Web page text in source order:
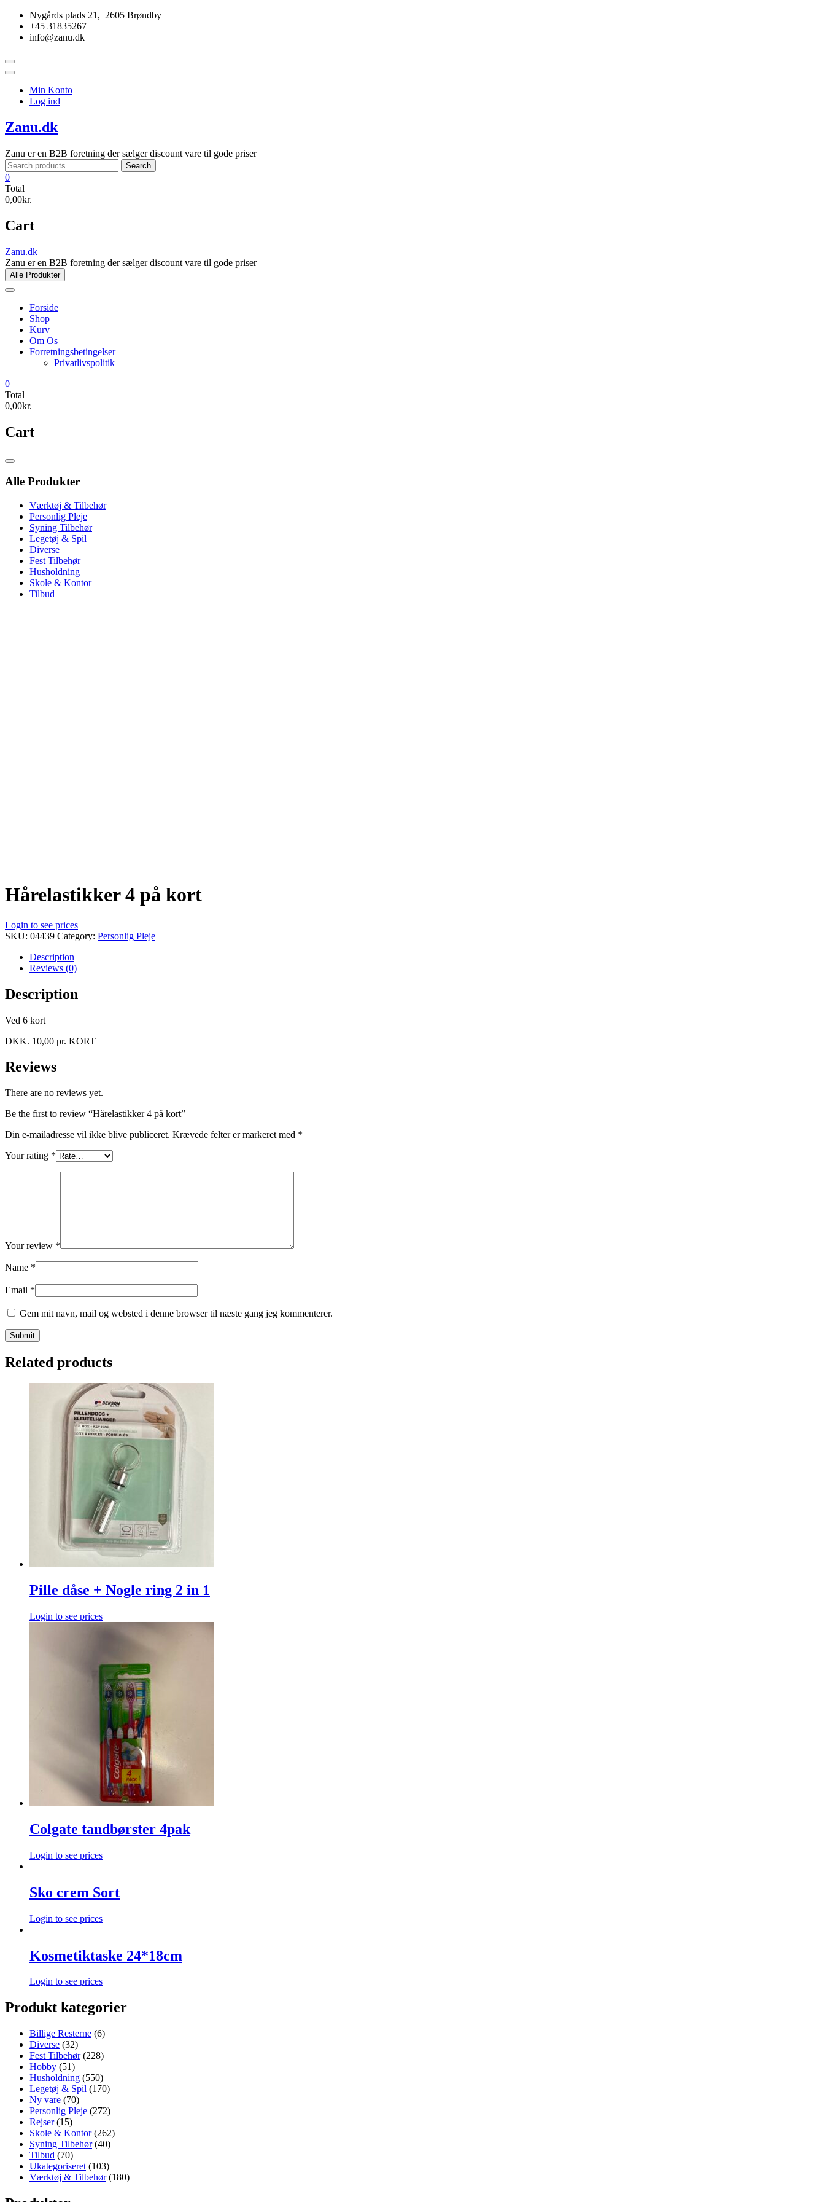
Skip
content
Nygårds plads 21, 2605 Brøndby
+45 31835267
info@zanu.dk
Topbar
Menu
Min Konto
Log ind
Zanu.dk
Zanu er en B2B foretning der sælger discount vare til gode priser
Search
for:
Search
0
Total
0,00kr.
Cart
Zanu.dk
Zanu er en B2B foretning der sælger discount vare til gode priser
Alle Produkter
Forside
Shop
Kurv
Om Os
Forretningsbetingelser
Privatlivspolitik
0
Total
0,00kr.
Cart
Catalog
Alle Produkter
Værktøj & Tilbehør
Personlig Pleje
Syning Tilbehør
Legetøj & Spil
Diverse
Fest Tilbehør
Husholdning
Skole & Kontor
Tilbud
Hårelastikker 4 på kort
Login to see prices
SKU: 04439 Category: Personlig Pleje
Description
Reviews (0)
Description
Ved 6 kort
DKK. 10,00 pr. KORT
Reviews
There are no reviews yet.
Be the first to review “Hårelastikker 4 på kort”
Din e-mailadresse vil ikke blive publiceret. Krævede felter er markeret med *
Your rating *
Your review *
Name *
Email *
Gem mit navn, mail og websted i denne browser til næste gang jeg kommenterer.
Related products
Pille dåse + Nogle ring 2 in 1
Login to see prices
Colgate tandbørster 4pak
Login to see prices
Sko crem Sort
Login to see prices
Kosmetiktaske 24*18cm
Login to see prices
Produkt kategorier
Billige Resterne (6)
Diverse (32)
Fest Tilbehør (228)
Hobby (51)
Husholdning (550)
Legetøj & Spil (170)
Ny vare (70)
Personlig Pleje (272)
Rejser (15)
Skole & Kontor (262)
Syning Tilbehør (40)
Tilbud (70)
Ukategoriseret (103)
Værktøj & Tilbehør (180)